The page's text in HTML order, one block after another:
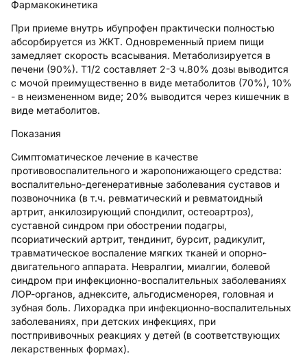
Фармакокинетика
При приеме внутрь ибупрофен практически полностью
абсорбируется из ЖКТ. Одновременный прием пищи
замедляет скорость всасывания. Метаболизируется в
печени (90%). T1/2 составляет 2-3 ч.80% дозы выводится
с мочой преимущественно в виде метаболитов (70%), 10%
- в неизмененном виде; 20% выводится через кишечник в
виде метаболитов.
Показания
Симптоматическое лечение в качестве
противовоспалительного и жаропонижающего средства:
воспалительно-дегенеративные заболевания суставов и
позвоночника (в т.ч. ревматический и ревматоидный
артрит, анкилозирующий спондилит, остеоартроз),
суставной синдром при обострении подагры,
псориатический артрит, тендинит, бурсит, радикулит,
травматическое воспаление мягких тканей и опорно-
двигательного аппарата. Невралгии, миалгии, болевой
синдром при инфекционно-воспалительных заболеваниях
ЛОР-органов, аднексите, альгодисменорея, головная и
зубная боль. Лихорадка при инфекционно-воспалительных
заболеваниях, при детских инфекциях, при
постпрививочных реакциях у детей (в соответствующих
лекарственных формах).